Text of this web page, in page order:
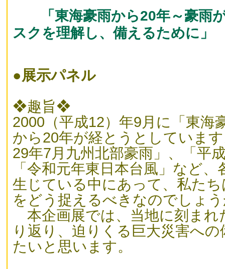
「東海豪雨から20年～豪雨
スクを理解し、備えるために」
●展示パネル
❖趣旨❖
2000（平成12）年9月に「東海
から20年が経とうとしていま
29年7月九州北部豪雨」、「平
「令和元年東日本台風」など
生じている中にあって、私た
をどう捉えるべきなのでしょ
本企画展では、当地に刻まれ
り返り、迫りくる巨大災害へ
たいと思います。